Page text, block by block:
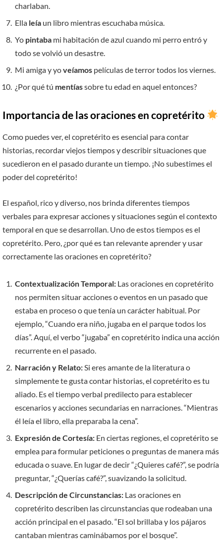
charlaban.
Ella leía un libro mientras escuchaba música.
Yo pintaba mi habitación de azul cuando mi perro entró y
todo se volvió un desastre.
Mi amiga y yoveíamos películas de terror todos los viernes.
¿Por qué tú mentíassobre tu edad en aquel entonces?
Importancia de las oraciones en copretérito
Como puedes ver, el copretérito es esencial para contar
historias, recordar viejos tiempos y describir situaciones que
sucedieron en el pasado durante un tiempo. ¡No subestimes el
poder del copretérito!
El español, rico y diverso, nos brinda diferentes tiempos
verbales para expresar acciones y situaciones según el contexto
temporal en que se desarrollan. Uno de estos tiempos es el
copretérito. Pero, ¿por qué es tan relevante aprender y usar
correctamente las oraciones en copretérito?
Contextualización Temporal: Las oraciones en copretérito
nos permiten situar acciones o eventos en un pasado que
estaba en proceso o que tenía un carácter habitual. Por
ejemplo, “Cuando era niño, jugaba en el parque todos los
días”. Aquí, el verbo “jugaba” en copretérito indica una acción
recurrente en el pasado.
Narración y Relato:Si eres amante de la literatura o
simplemente te gusta contar historias, el copretérito es tu
aliado. Es el tiempo verbal predilecto para establecer
escenarios y acciones secundarias en narraciones. “Mientras
él leía el libro, ella preparaba la cena”.
Expresión de Cortesía: En ciertas regiones, el copretérito se
emplea para formular peticiones o preguntas de manera más
educada o suave. En lugar de decir “¿Quieres café?”, se podría
preguntar, “¿Querías café?”, suavizando la solicitud.
Descripción de Circunstancias: Las oraciones en
copretérito describen las circunstancias que rodeaban una
acción principal en el pasado. “El sol brillaba y los pájaros
cantaban mientras caminábamos por el bosque”.